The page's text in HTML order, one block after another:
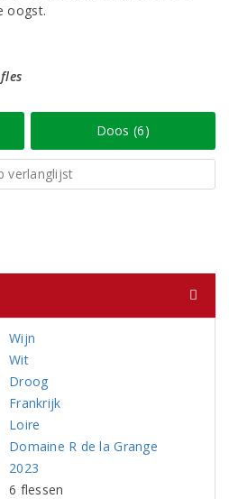
oogst.
Doos (6)
verlanglijst
Wijn
Wit
Droog
Frankrijk
Loire
Domaine R de la Grange
2023
6 flessen